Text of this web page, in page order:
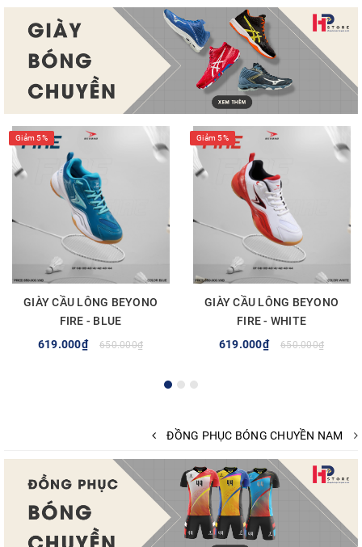
Giảm 5%
GIÀY CẦU LÔNG BEYONO
FIRE - BLUE
619.000₫
650.000₫
Giảm 5%
GIÀY CẦU LÔNG BEYONO
FIRE - WHITE
619.000₫
650.000₫
ĐỒNG PHỤC BÓNG CHUYỀN NAM